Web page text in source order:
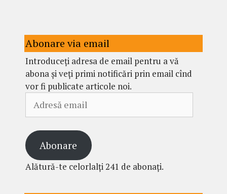
Abonare via email
Introduceți adresa de email pentru a vă
abona și veți primi notificări prin email cînd
vor fi publicate articole noi.
email
Abonare
Alătură-te celorlalți 241 de abonați.